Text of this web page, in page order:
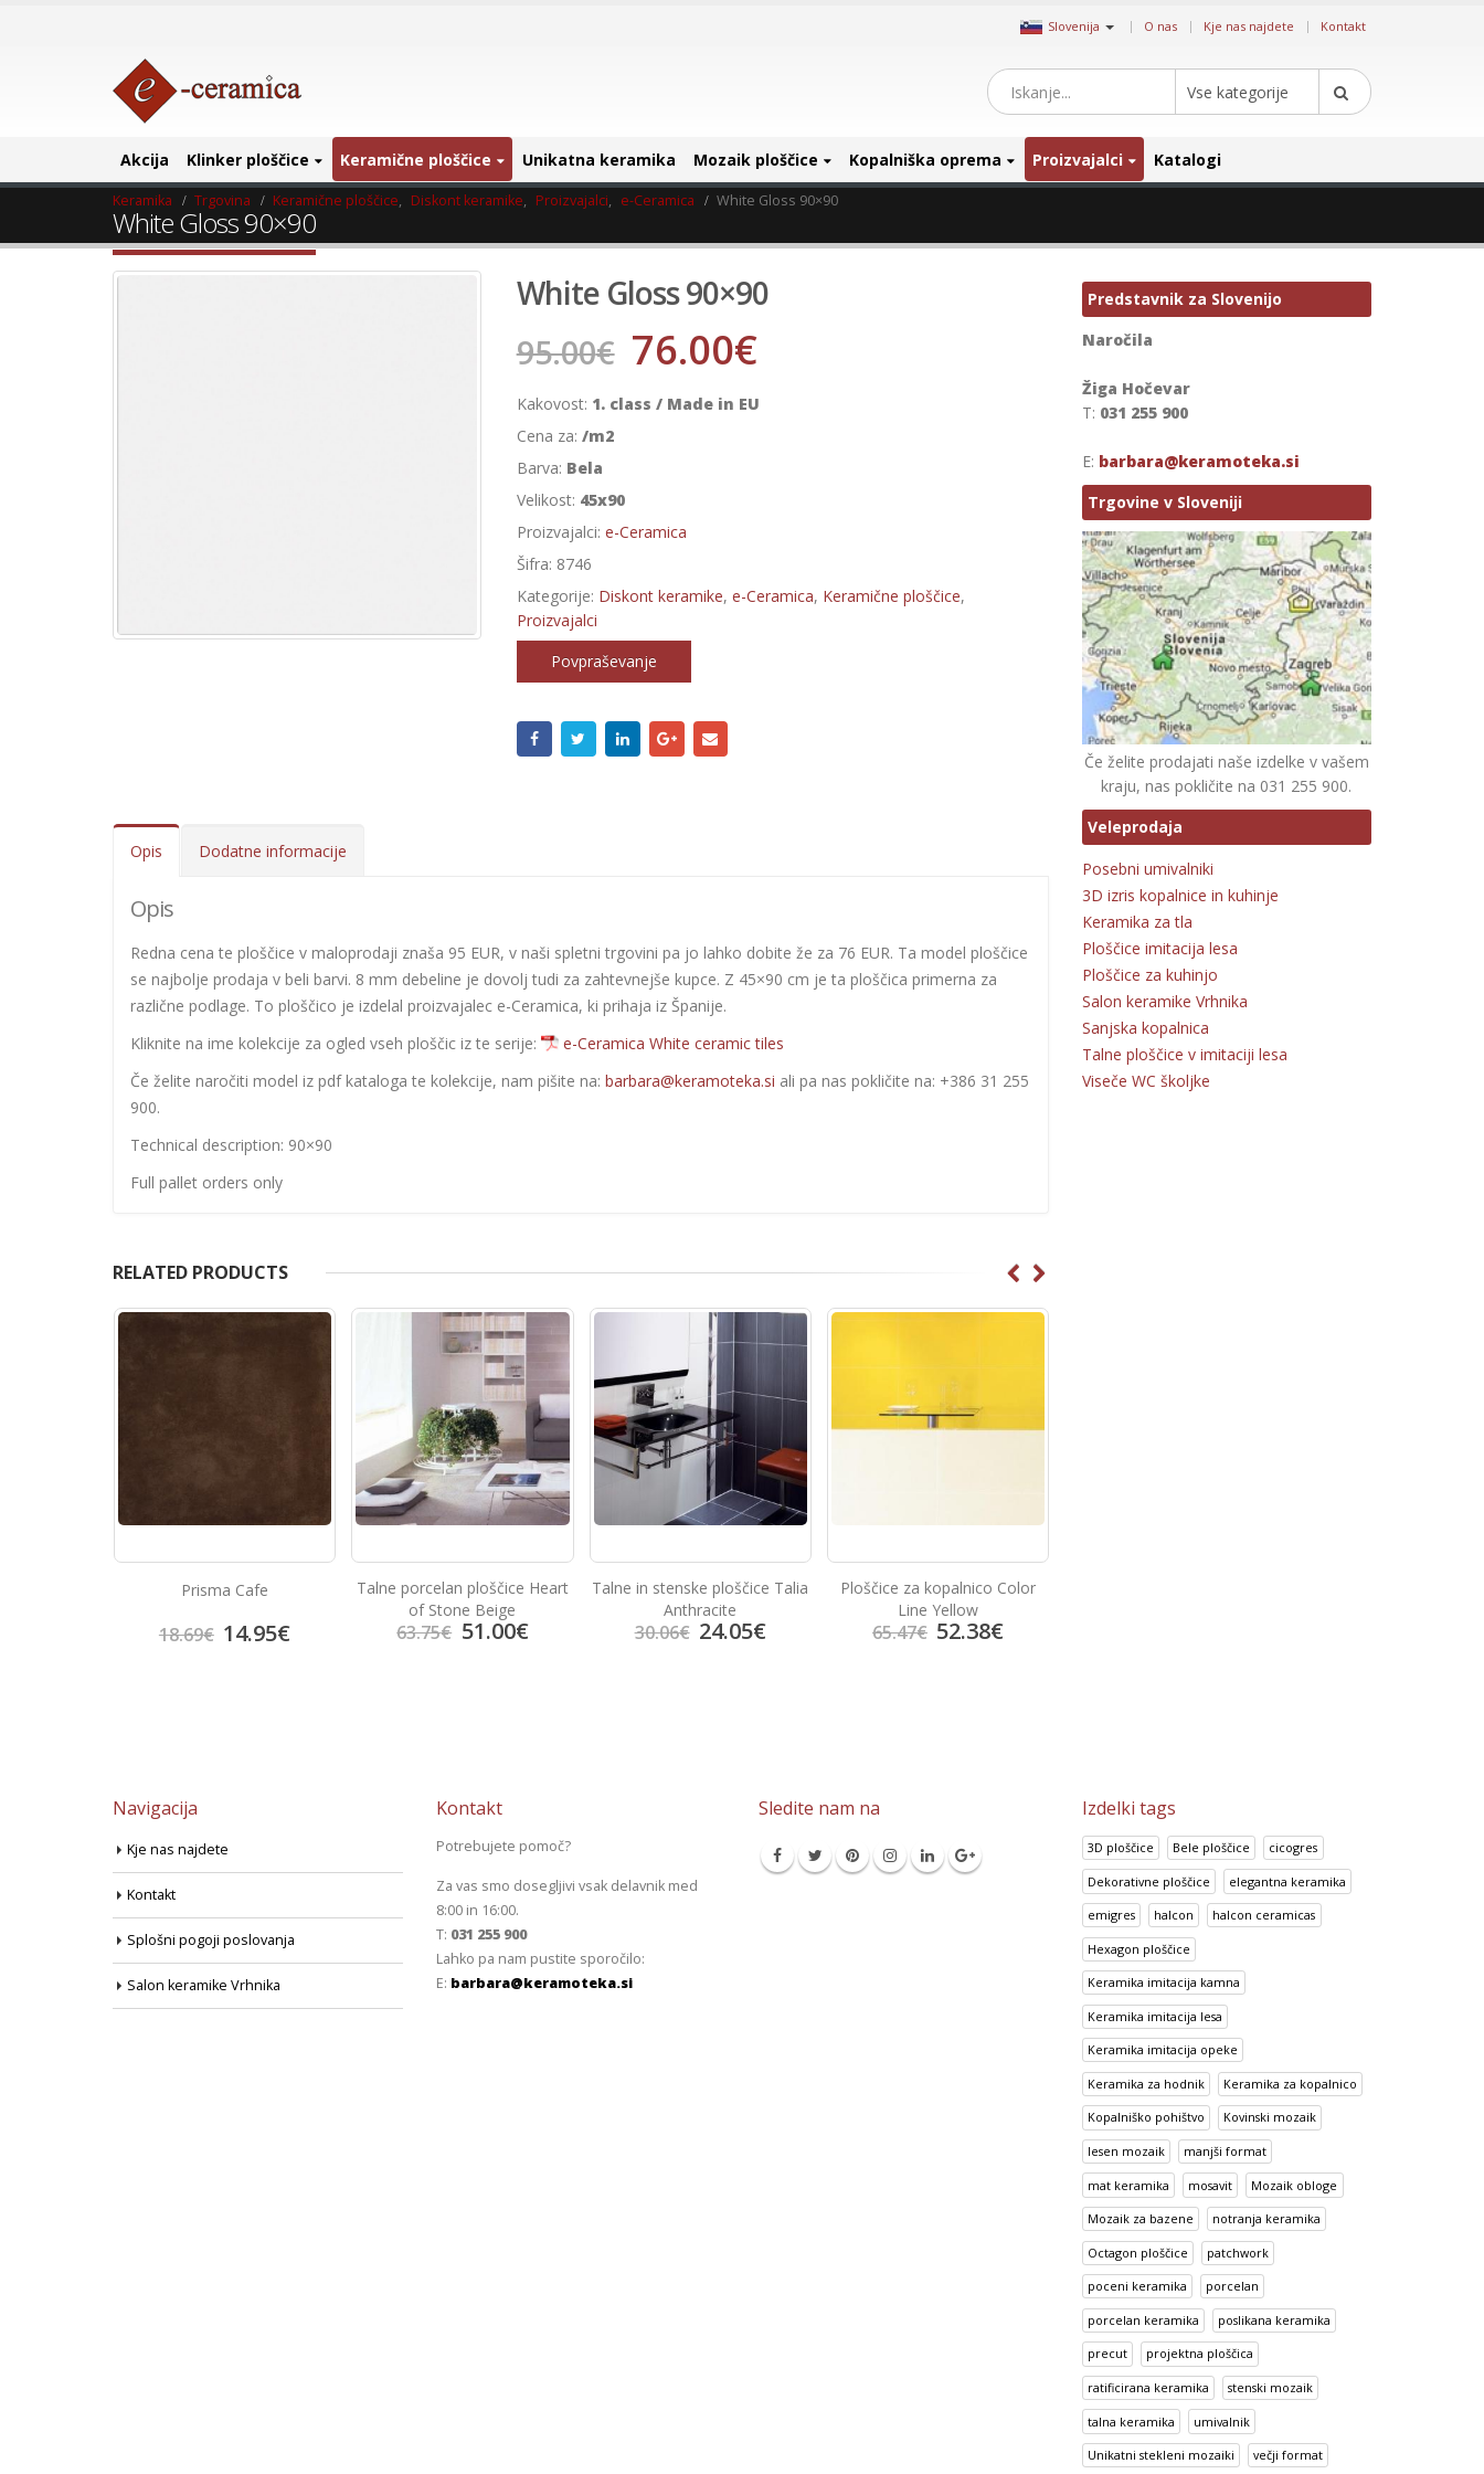
Slovenija | O nas Kje nas najdete Kontakt
Vse kategorije
Akcija Klinker ploščice Keramične ploščice Unikatna keramika Mozaik ploščice Kopalniška oprema Proizvajalci Katalogi
Keramika Trgovina Keramične ploščice, Diskont keramike, Proizvajalci, e-Ceramica White Gloss 90×90
White Gloss 90×90
White Gloss 90×90
95.00€ 76.00€
Kakovost: 1. class / Made in EU
Cena za: /m2
Barva: Bela
Velikost: 45x90
Proizvajalci: e-Ceramica
Šifra: 8746
Kategorije: Diskont keramike, e-Ceramica, Keramične ploščice,
Proizvajalci
Povpraševanje
Opis Dodatne informacije
Opis
Redna cena te ploščice v maloprodaji znaša 95 EUR, v naši spletni trgovini pa jo lahko dobite že za 76 EUR. Ta model ploščice
se najbolje prodaja v beli barvi. 8 mm debeline je dovolj tudi za zahtevnejše kupce. Z 45×90 cm je ta ploščica primerna za
različne podlage. To ploščico je izdelal proizvajalec e-Ceramica, ki prihaja iz Španije.
Kliknite na ime kolekcije za ogled vseh ploščic iz te serije:
e-Ceramica White ceramic tiles
Če želite naročiti model iz pdf kataloga te kolekcije, nam pišite na: barbara@keramoteka.si ali pa nas pokličite na: +386 31 255
900.
Technical description: 90×90
Full pallet orders only
RELATED PRODUCTS
Prisma Cafe
18.69€ 14.95€
Talne porcelan ploščice Heart
of Stone Beige
63.75€ 51.00€
Talne in stenske ploščice Talia
Anthracite
30.06€ 24.05€
Ploščice za kopalnico Color
Line Yellow
65.47€ 52.38€
Predstavnik za Slovenijo
Naročila
Žiga Hočevar
T: 031 255 900
E: barbara@keramoteka.si
Trgovine v Sloveniji
Če želite prodajati naše izdelke v vašem
kraju, nas pokličite na 031 255 900.
Veleprodaja
Posebni umivalniki
3D izris kopalnice in kuhinje
Keramika za tla
Ploščice imitacija lesa
Ploščice za kuhinjo
Salon keramike Vrhnika
Sanjska kopalnica
Talne ploščice v imitaciji lesa
Viseče WC školjke
Navigacija
Kje nas najdete
Kontakt
Splošni pogoji poslovanja
Salon keramike Vrhnika
Kontakt
Potrebujete pomoč?
Za vas smo dosegljivi vsak delavnik med
8:00 in 16:00.
T: 031 255 900
Lahko pa nam pustite sporočilo:
E: barbara@keramoteka.si
Sledite nam na Izdelki tags
3D ploščice Bele ploščice cicogres
Dekorativne ploščice elegantna keramika
emigres halcon halcon ceramicas
Hexagon ploščice
Keramika imitacija kamna
Keramika imitacija lesa
Keramika imitacija opeke
Keramika za hodnik Keramika za kopalnico
Kopalniško pohištvo Kovinski mozaik
lesen mozaik manjši format
mat keramika mosavit Mozaik obloge
Mozaik za bazene notranja keramika
Octagon ploščice patchwork
poceni keramika porcelan
porcelan keramika poslikana keramika
precut projektna ploščica
ratificirana keramika stenski mozaik
talna keramika umivalnik
Unikatni stekleni mozaiki večji format